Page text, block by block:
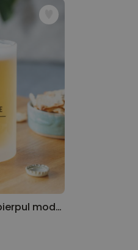
Personaliseerbare bierpul modern